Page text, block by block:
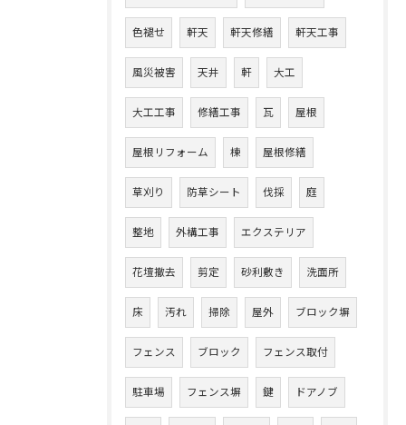
色褪せ 軒天 軒天修繕 軒天工事
風災被害 天井 軒 大工
大工工事 修繕工事 瓦 屋根
屋根リフォーム 棟 屋根修繕
草刈り 防草シート 伐採 庭
整地 外構工事 エクステリア
花壇撤去 剪定 砂利敷き 洗面所
床 汚れ 掃除 屋外 ブロック塀
フェンス ブロック フェンス取付
駐車場 フェンス塀 鍵 ドアノブ